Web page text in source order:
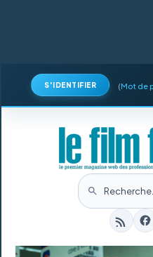
S'IDENTIFIER (Mot de